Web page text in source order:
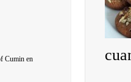
Cumin en